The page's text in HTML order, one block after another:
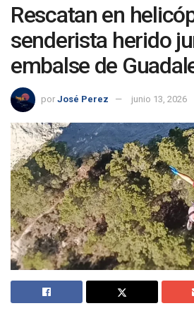
Rescatan en
senderista herido
embalse de
por José Perez junio 13, 2026